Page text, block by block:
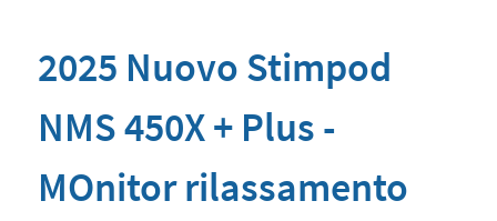
2025 Nuovo Stimpod
NMS 450X + Plus -
MOnitor rilassamento